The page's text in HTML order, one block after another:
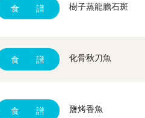
食 譜 樹子蒸龍膽石斑
食 譜 化骨秋刀魚
食 譜 鹽烤香魚